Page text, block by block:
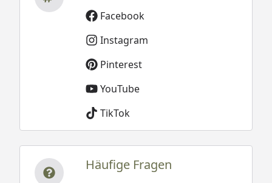
Facebook
Instagram
Pinterest
YouTube
TikTok
Häufige Fragen